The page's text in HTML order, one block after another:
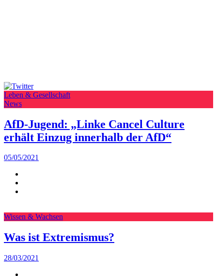
Leben & Gesellschaft
News
AfD-Jugend: „Linke Cancel Culture
erhält Einzug innerhalb der AfD“
05/05/2021
Wissen & Wachsen
Was ist Extremismus?
28/03/2021